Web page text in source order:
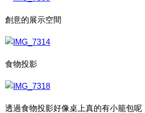
創意的展示空間
食物投影
透過食物投影好像桌上真的有小籠包呢